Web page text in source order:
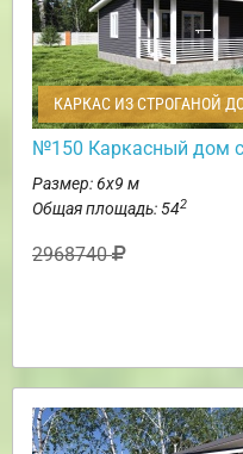
КАРКАС ИЗ СТРОГАНОЙ
№150 Каркасный дом
Размер: 6х9 м
Общая площадь: 542
2968740